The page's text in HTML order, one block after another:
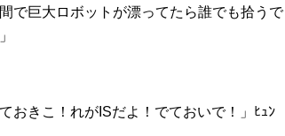
で巨大ロボットが漂ってたら誰でも拾う
おきこ！れがISだよ！でておいで！」ﾋｭﾝ